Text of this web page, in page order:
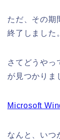
ただ、その期
終了しました
さてどうやっ
が見つかりま
Microsoft
なんと、いつ